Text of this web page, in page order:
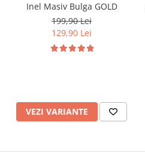
Inel Masiv Bulga GOLD
199,90 Lei
129,90 Lei
VEZI VARIANTE